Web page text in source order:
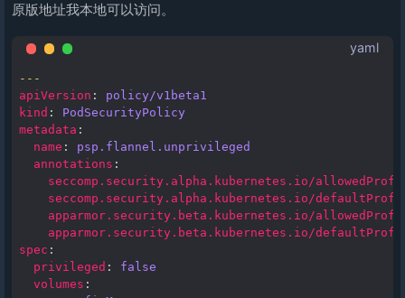
原版地址我本地可以访问。
yaml
---
apiVersion :
policy/v1beta1
kind :
PodSecurityPolicy
metadata :
name :
psp.flannel.unprivileged
annotations :
seccomp.security.alpha.kubernetes.io/
seccomp.security.alpha.kubernetes.io/
apparmor.security.beta.kubernetes.io/
apparmor.security.beta.kubernetes.io/
spec :
privileged :
false
volumes :